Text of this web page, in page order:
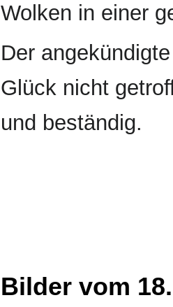
Wolken in einer
Der
Glück nicht
und beständig.
Bilder vom